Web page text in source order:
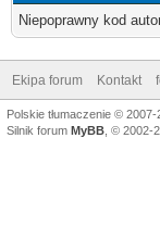
Niepoprawny kod
Ekipa forum Kontakt
Polskie tłumaczenie © 2007-
Silnik forum MyBB , © 2002-